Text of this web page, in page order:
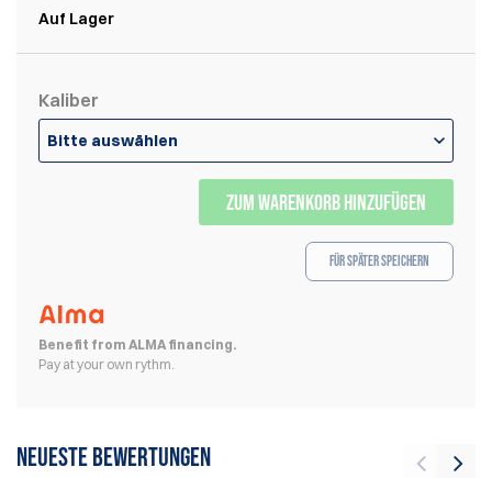
Auf Lager
Kaliber
Bitte auswählen
ZUM WARENKORB HINZUFÜGEN
Für später speichern
Benefit from ALMA financing.
Pay at your own rythm.
Neueste Bewertungen